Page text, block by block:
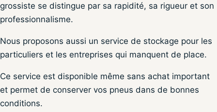
grossiste se distingue par sa rapidité, sa rigueur et son
professionnalisme.
Nous proposons aussi un service de stockage pour les
particuliers et les entreprises qui manquent de place.
Ce service est disponible même sans achat important
et permet de conserver vos pneus dans de bonnes
conditions.